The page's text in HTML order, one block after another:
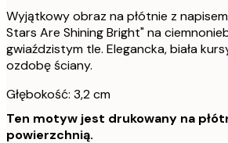
Wyjątkowy obraz na płótnie z
Stars Are Shining Bright" na
gwiaździstym tle. Elegancka, biała
ozdobę ściany.
Głębokość: 3,2 cm
Ten motyw jest drukowany na
powierzchnią.